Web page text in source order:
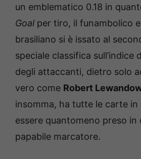
un emblematico 0.18 in
Goal per tiro, il funambolico
brasiliano si è issato al
speciale classifica sull’indice
degli attaccanti, dietro solo
vero come Robert
insomma, ha tutte le carte in
essere quantomeno preso in
papabile marcatore.